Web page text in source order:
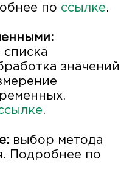
по ссылке.
значений
.
выбор метода
Подробнее по